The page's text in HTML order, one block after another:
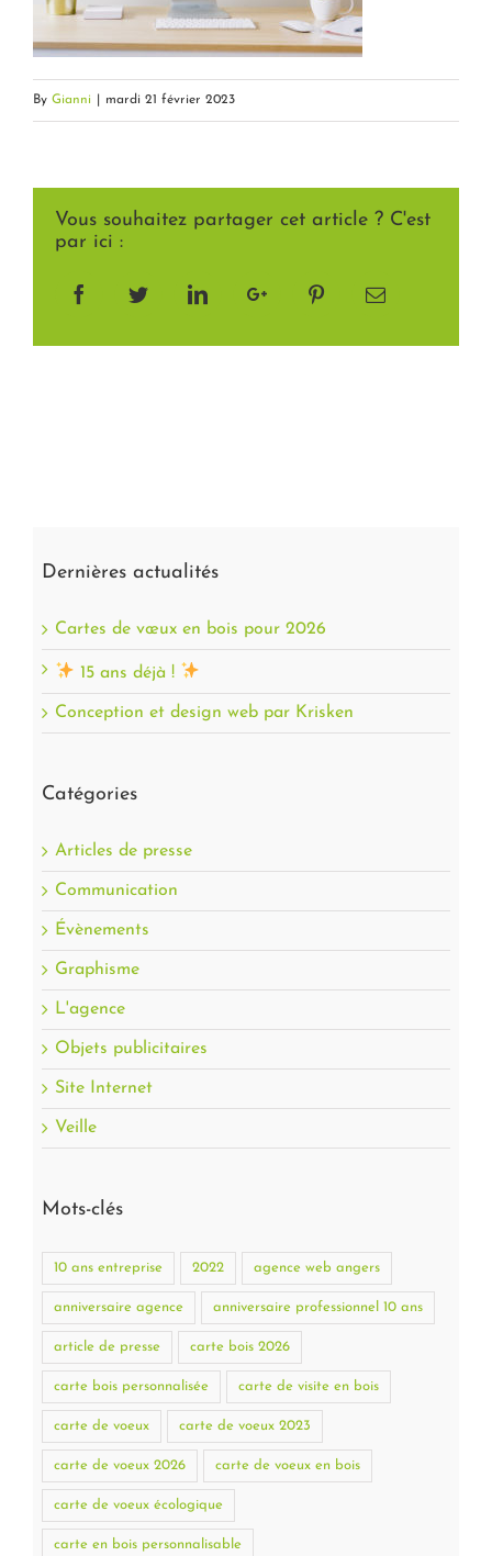
By Gianni mardi 21 février 2023
Vous souhaitez partager cet article ? C'est
par ici :
FacebookTwitterLinkedInGoogle+ PinterestEmail
Dernières actualités
Cartes de vœux en bois pour 2026
15 ans déjà !
Conception et design web par Krisken
Catégories
Articles de presse
Communication
Évènements
Graphisme
L'agence
Objets publicitaires
Site Internet
Veille
Mots-clés
10 ans entreprise 2022 agence web angers
anniversaire agence anniversaire professionnel 10 ans
article de presse carte bois 2026
carte bois personnalisée carte de visite en bois
carte de voeux carte de voeux 2023
carte de voeux 2026 carte de voeux en bois
carte de voeux écologique
carte en bois personnalisable